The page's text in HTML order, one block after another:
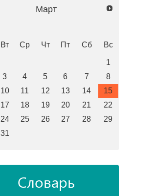
Март
Вт Ср Чт Пт Сб Вс
1
3 4 5 6 7
8
10 11 12 13 14
15
17 18 19 20 21
22
24 25 26 27 28
29
31
Словарь